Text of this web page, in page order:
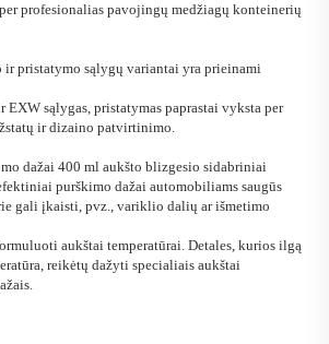
profesionalias pavojingų medžiagų konteinerių
pristatymo sąlygų variantai yra prieinami
EXW sąlygas, pristatymas paprastai vyksta per
ir dizaino patvirtinimo.
dažai 400 ml aukšto blizgesio sidabriniai
purškimo dažai automobiliams saugūs
gali įkaisti, pvz., variklio dalių ar išmetimo
aukštai temperatūrai. Detales, kurios ilgą
reikėtų dažyti specialiais aukštai